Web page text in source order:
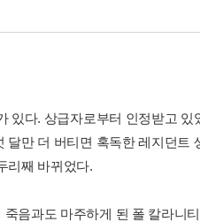
있다. 상급자로부터 인정받고
만 더 버티면 혹독한 레지던트
리째 바뀌었다.
음과도 마주하게 된 폴 칼라니